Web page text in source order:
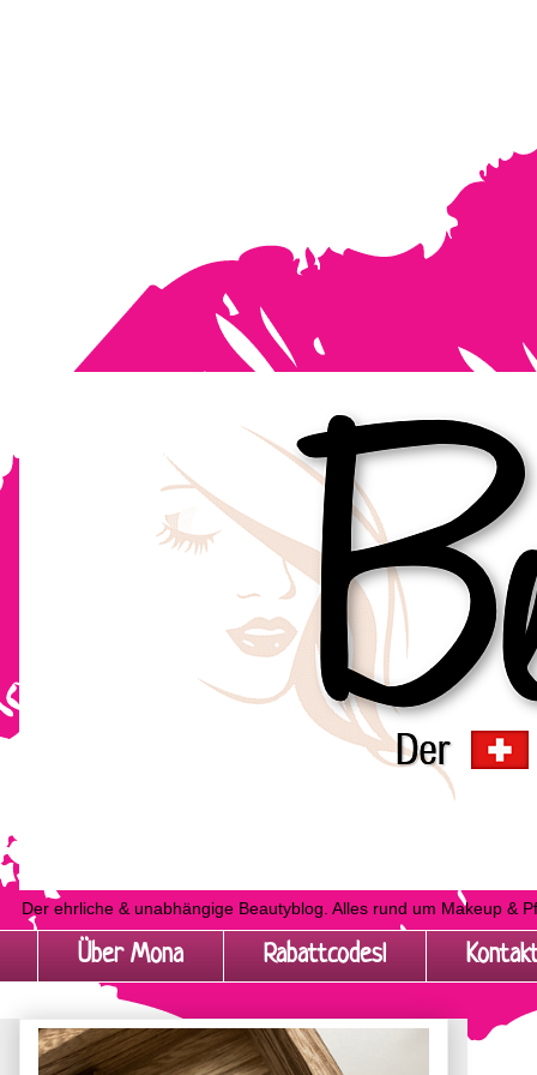
Der ehrliche & unabhängige Beautyblog. Alles rund um Makeup &
Über Mona Rabattcodes!